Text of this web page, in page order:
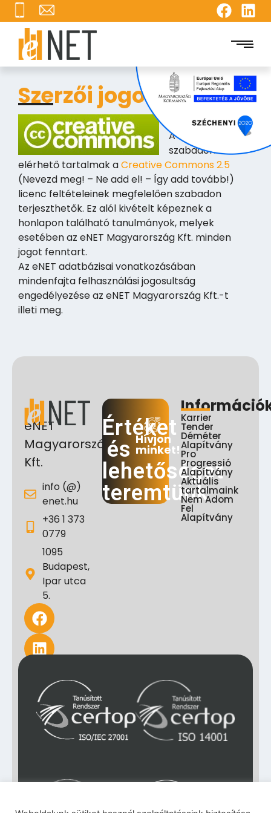
Szerzői jogok
A honlapon
szabadon
elérhető tartalmak aCreative Commons 2.5
(Nevezd meg! – Ne add el! – Így add tovább!)
licenc feltételeinek megfelelően szabadon
terjeszthetők. Ez alól kivételt képeznek a
honlapon található tanulmányok, melyek
esetében az eNET Magyarország Kft. minden
jogot fenntart.
Az eNET adatbázisai vonatkozásában
mindenfajta felhasználási jogosultság
engedélyezése az eNET Magyarország Kft.-t
illeti meg.
eNET
Magyarország
Kft.
info (@)
enet.hu
+36 1 373
0779
1095
Budapest,
Ipar utca
5.
Értéket
és
lehetőséget
teremtünk
Hívjon
minket!
Karrier
Tender
Déméter
Alapítvány
Pro
Progressió
Alapítvány
Aktuális
tartalmaink
Nem Adom
Fel
Alapítvány